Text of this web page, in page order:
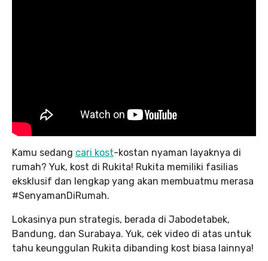
Kamu sedang cari kost-kostan nyaman layaknya di
rumah? Yuk, kost di Rukita! Rukita memiliki fasilias
eksklusif dan lengkap yang akan membuatmu merasa
#SenyamanDiRumah.
Lokasinya pun strategis, berada di Jabodetabek,
Bandung, dan Surabaya. Yuk, cek video di atas untuk
tahu keunggulan Rukita dibanding kost biasa lainnya!